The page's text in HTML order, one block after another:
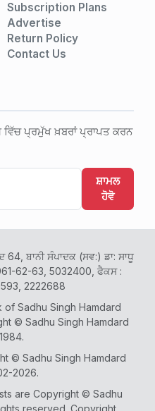
Subscription Plans
Advertise
Return Policy
Contact Us
ਪ੍ਰਮੁੱਖ ਖ਼ਬਰਾਂ ਪ੍ਰਾਪਤ ਕਰਨ
ਸ਼ਾਮਲ
ਹੋਵੋ
64, ਬਾਨੀ ਸੰਪਾਦਕ (ਸਵ:) ਡਾ: ਸਾਧੂ
62-63, 5032400, ਫੈਕਸ :
2222688
Sadhu Singh Hamdard
© Sadhu Singh Hamdard
© Sadhu Singh Hamdard
2026.
are Copyright © Sadhu
reserved. Copyright